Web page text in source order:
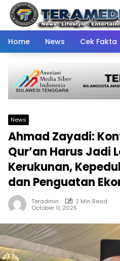
Skip
content
Home
News Cek Fakta
News
Ahmad Zayadi:
Qur’an Harus Jadi
Kerukunan,
dan Penguatan
Teradmin
2 Min Read
October 11, 2025